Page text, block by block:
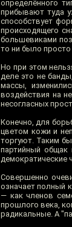
определённого
прибывают туда
способствует
происходящего
большевиками
то ни было просто
Но при этом
деле это не
массы,
воздействия на
несогласных
Конечно, для
цветом кожи и
торгуют. Таким
партийный общак
демократические
Совершенно
означает полный
— как членов
прошлого века,
радикальные. А